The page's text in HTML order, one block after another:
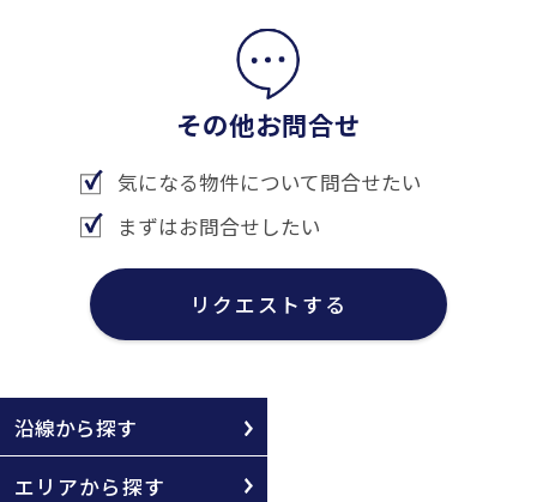
その他お問合せ
気になる物件について問合せたい
まずはお問合せしたい
リクエストする
沿線から探す
エリアから探す